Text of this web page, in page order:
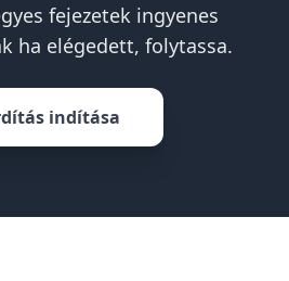
fejezetek ingyenes
ha elégedett, folytassa.
indítása